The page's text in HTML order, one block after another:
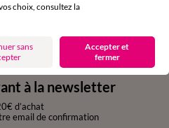
au samedi
Offerts
à la newsletter
d’achat
email de confirmation
choix, consultez la
sans
Accepter et
fermer